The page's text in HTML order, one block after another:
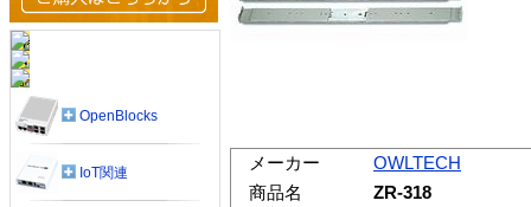
メーカー
OWLTECH
商品名
ZR-318
OpenBlocks
IoT関連